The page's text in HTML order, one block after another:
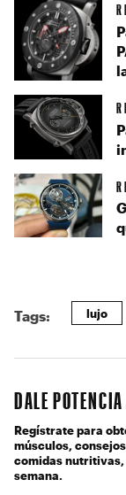
Tags: lujo
DALE
Regístrate para
músculos,
comidas
semana.